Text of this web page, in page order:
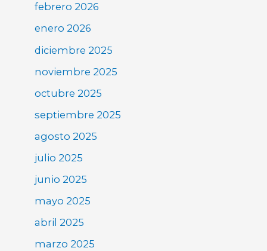
febrero 2026
enero 2026
diciembre 2025
noviembre 2025
octubre 2025
septiembre 2025
agosto 2025
julio 2025
junio 2025
mayo 2025
abril 2025
marzo 2025